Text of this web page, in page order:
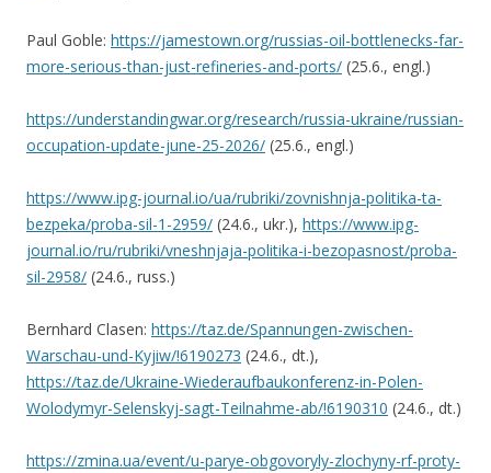
Paul Goble: https://jamestown.org/russias-oil-bottlenecks-far-
more-serious-than-just-refineries-and-ports/ (25.6., engl.)
https://understandingwar.org/research/russia-ukraine/russian-
occupation-update-june-25-2026/ (25.6., engl.)
https://www.ipg-journal.io/ua/rubriki/zovnishnja-politika-ta-
bezpeka/proba-sil-1-2959/ (24.6., ukr.), https://www.ipg-
journal.io/ru/rubriki/vneshnjaja-politika-i-bezopasnost/proba-
sil-2958/ (24.6., russ.)
Bernhard Clasen: https://taz.de/Spannungen-zwischen-
Warschau-und-Kyjiw/!6190273 (24.6., dt.),
https://taz.de/Ukraine-Wiederaufbaukonferenz-in-Polen-
Wolodymyr-Selenskyj-sagt-Teilnahme-ab/!6190310 (24.6., dt.)
https://zmina.ua/event/u-parye-obgovoryly-zlochyny-rf-proty-